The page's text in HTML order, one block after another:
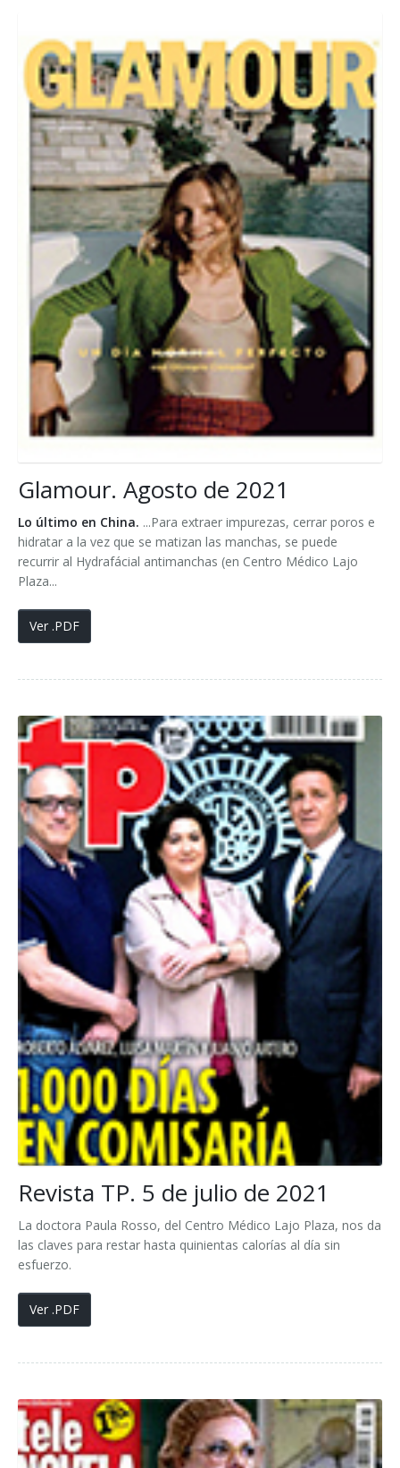
Glamour. Agosto de 2021
Lo último en China. ...Para extraer impurezas, cerrar poros e
hidratar a la vez que se matizan las manchas, se puede
recurrir al Hydrafácial antimanchas (en Centro Médico Lajo
Plaza...
Ver .PDF
Revista TP. 5 de julio de 2021
La doctora Paula Rosso, del Centro Médico Lajo Plaza, nos da
las claves para restar hasta quinientas calorías al día sin
esfuerzo.
Ver .PDF